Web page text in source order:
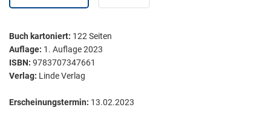
Buch kartoniert: 122 Seiten
Auflage: 1. Auflage 2023
ISBN: 9783707347661
Verlag: Linde Verlag
Erscheinungstermin: 13.02.2023